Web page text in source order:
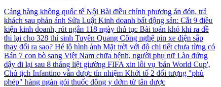
Cảng hàng không quốc tế Nội Bài điều chỉnh phương án đón, trả
khách sau phản ánh Sửa Luật Kinh doanh bất động sản: Cắt 9 điều
kiện kinh doanh, rút ngắn 118 ngày thủ tục Bài toán khó khi ra đề
thi lại cho 328 thí sinh Tuyên Quang Công nghệ pin xe điện sắp
thay đổi ra sao? Hé lộ hình ảnh Mặt trời với độ chi tiết chưa từng có
Bán 7 con bò sang Việt Nam chữa bệnh, người phụ nữ Lào đứng
dậy đi lại sau 8 tháng liệt giường FIFA xin lỗi vụ 'bán World Cup',
Chủ tịch Infantino vẫn được tín nhiệm Khởi tố 2 đối tượng "phù
phép" hàng ngàn gói thuốc đông y dởm từ tân dược